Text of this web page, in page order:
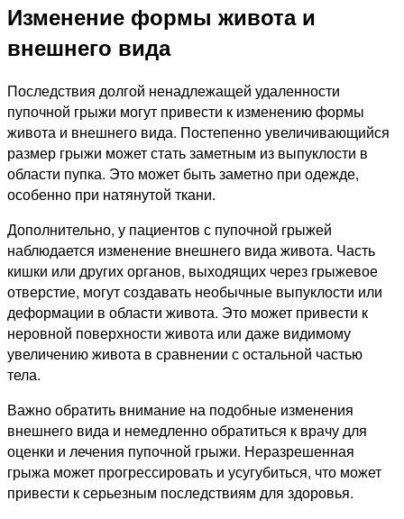
Изменение формы живота и
внешнего вида
Последствия долгой ненадлежащей удаленности
пупочной грыжи могут привести к изменению формы
живота и внешнего вида. Постепенно увеличивающийся
размер грыжи может стать заметным из выпуклости в
области пупка. Это может быть заметно при одежде,
особенно при натянутой ткани.
Дополнительно, у пациентов с пупочной грыжей
наблюдается изменение внешнего вида живота. Часть
кишки или других органов, выходящих через грыжевое
отверстие, могут создавать необычные выпуклости или
деформации в области живота. Это может привести к
неровной поверхности живота или даже видимому
увеличению живота в сравнении с остальной частью
тела.
Важно обратить внимание на подобные изменения
внешнего вида и немедленно обратиться к врачу для
оценки и лечения пупочной грыжи. Неразрешенная
грыжа может прогрессировать и усугубиться, что может
привести к серьезным последствиям для здоровья.